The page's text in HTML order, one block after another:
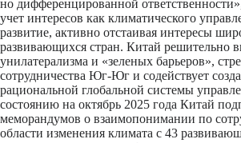
но дифференцированной
учет интересов как климатического
развитие, активно отстаивая интересы
развивающихся стран. Китай решительно
унилатерализма и «зеленых барьеров»,
сотрудничества Юг-Юг и содействует
рациональной глобальной системы
состоянию на октябрь 2025 года Китай
меморандумов о взаимопонимании по
области изменения климата с 43